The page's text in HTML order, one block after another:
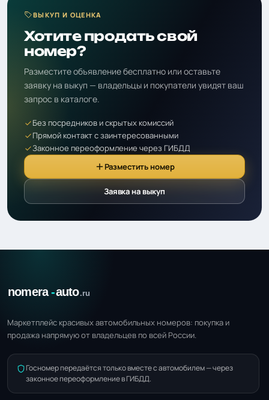
ВЫКУП И ОЦЕНКА
Хотите продать свой
номер?
Разместите объявление бесплатно или оставьте
заявку на выкуп — владельцы и покупатели увидят ваш
запрос в каталоге.
Без посредников и скрытых комиссий
Прямой контакт с заинтересованными
Законное переоформление через ГИБДД
Разместить номер
Заявка на выкуп
Маркетплейс красивых автомобильных номеров: покупка и
продажа напрямую от владельцев по всей России.
Госномер передаётся только вместе с автомобилем — через
законное переоформление в ГИБДД.